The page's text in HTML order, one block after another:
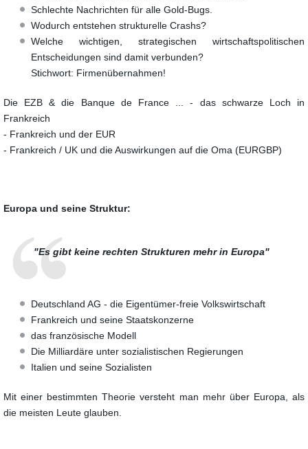
Schlechte Nachrichten für alle Gold-Bugs.
Wodurch entstehen strukturelle Crashs?
Welche wichtigen, strategischen wirtschaftspolitischen
Entscheidungen sind damit verbunden?
Stichwort: Firmenübernahmen!
Die EZB & die Banque de France ... - das schwarze Loch in
Frankreich
- Frankreich und der EUR
- Frankreich / UK und die Auswirkungen auf die Oma (EURGBP)
Europa und seine Struktur:
"Es gibt keine rechten Strukturen mehr in Europa"
Deutschland AG - die Eigentümer-freie Volkswirtschaft
Frankreich und seine Staatskonzerne
das französische Modell
Die Milliardäre unter sozialistischen Regierungen
Italien und seine Sozialisten
Mit einer bestimmten Theorie versteht man mehr über Europa, als
die meisten Leute glauben.